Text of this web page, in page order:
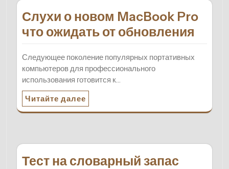
Слухи о новом MacBook Pro
что ожидать от обновления
Следующее поколение популярных портативных
компьютеров для профессионального
использования готовится к…
Читайте далее
Тест на словарный запас